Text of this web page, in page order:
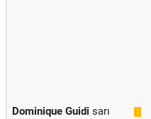
Dominique Guidi sarı